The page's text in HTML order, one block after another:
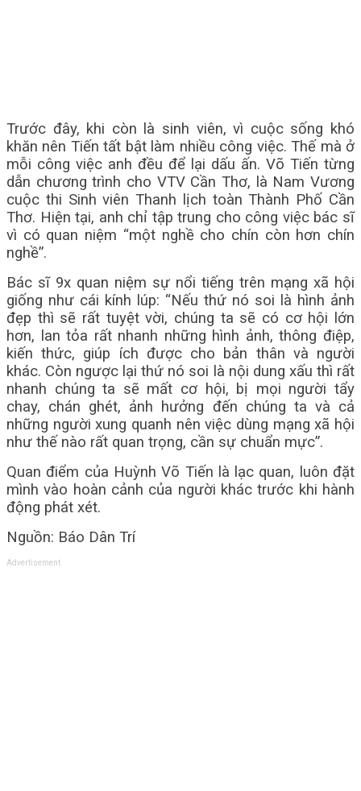
Trước đây, khi còn là sinh viên, vì cuộc sống khó
khăn nên Tiến tất bật làm nhiều công việc. Thế mà ở
mỗi công việc anh đều để lại dấu ấn. Võ Tiến từng
dẫn chương trình cho VTV Cần Thơ, là Nam Vương
cuộc thi Sinh viên Thanh lịch toàn Thành Phố Cần
Thơ. Hiện tại, anh chỉ tập trung cho công việc bác sĩ
vì có quan niệm “một nghề cho chín còn hơn chín
nghề”.
Bác sĩ 9x quan niệm sự nổi tiếng trên mạng xã hội
giống như cái kính lúp: “Nếu thứ nó soi là hình ảnh
đẹp thì sẽ rất tuyệt vời, chúng ta sẽ có cơ hội lớn
hơn, lan tỏa rất nhanh những hình ảnh, thông điệp,
kiến thức, giúp ích được cho bản thân và người
khác. Còn ngược lại thứ nó soi là nội dung xấu thì rất
nhanh chúng ta sẽ mất cơ hội, bị mọi người tẩy
chay, chán ghét, ảnh hưởng đến chúng ta và cả
những người xung quanh nên việc dùng mạng xã hội
như thế nào rất quan trọng, cần sự chuẩn mực”.
Quan điểm của Huỳnh Võ Tiến là lạc quan, luôn đặt
mình vào hoàn cảnh của người khác trước khi hành
động phát xét.
Nguồn: Báo Dân Trí
Advertisement